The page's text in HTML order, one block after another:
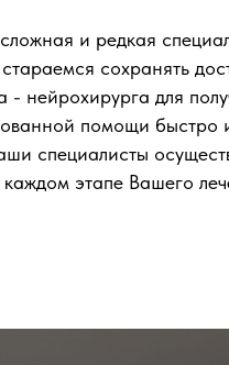
и редкая
сохранять
- нейрохирурга для
помощи быстро
специалисты
каждом этапе Вашего